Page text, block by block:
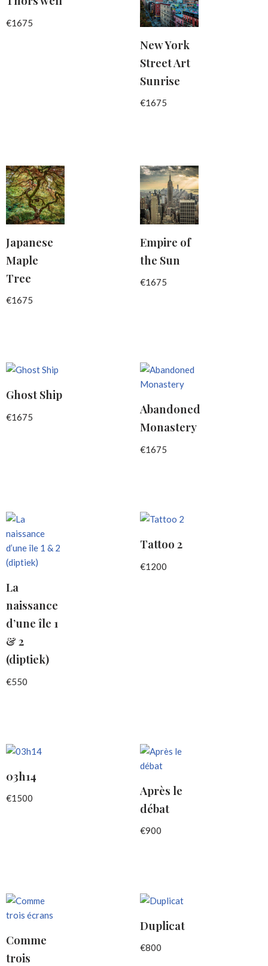
€1675
New York
Street Art
Sunrise
€1675
Japanese
Maple
Tree
€1675
Empire of
the Sun
€1675
Ghost Ship
€1675
Abandoned
Monastery
€1675
La
naissance
d’une île 1
& 2
(diptiek)
€550
Tattoo 2
€1200
03h14
€1500
Après le
débat
€900
Comme
trois
Duplicat
€800